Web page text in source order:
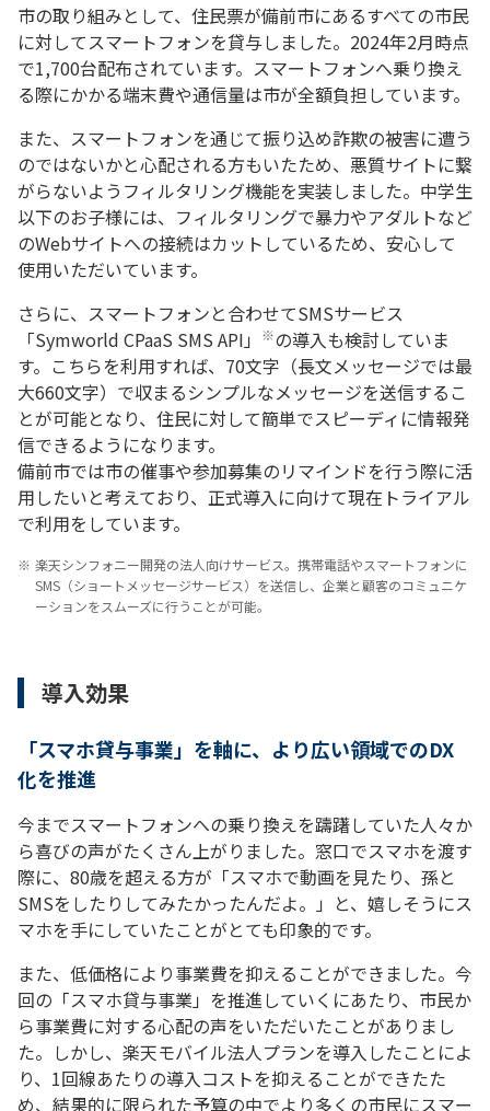
市の取り組みとして、住民票が備前市にあるすべての市民
に対してスマートフォンを貸与しました。2024年2月時点
で1,700台配布されています。スマートフォンへ乗り換え
る際にかかる端末費や通信量は市が全額負担しています。
また、スマートフォンを通じて振り込め詐欺の被害に遭う
のではないかと心配される方もいたため、悪質サイトに繋
がらないようフィルタリング機能を実装しました。中学生
以下のお子様には、フィルタリングで暴力やアダルトなど
のWebサイトへの接続はカットしているため、安心して
使用いただいています。
さらに、スマートフォンと合わせてSMSサービス
「Symworld CPaaS SMS API」
※の導入も検討していま
す。こちらを利用すれば、70文字（長文メッセージでは最
大660文字）で収まるシンプルなメッセージを送信するこ
とが可能となり、住民に対して簡単でスピーディに情報発
信できるようになります。
備前市では市の催事や参加募集のリマインドを行う際に活
用したいと考えており、正式導入に向けて現在トライアル
で利用をしています。
※ 楽天シンフォニー開発の法人向けサービス。携帯電話やスマートフォンに
SMS（ショートメッセージサービス）を送信し、企業と顧客のコミュニケ
ーションをスムーズに行うことが可能。
導入効果
「スマホ貸与事業」を軸に、より広い領域でのDX
化を推進
今までスマートフォンへの乗り換えを躊躇していた人々か
ら喜びの声がたくさん上がりました。窓口でスマホを渡す
際に、80歳を超える方が「スマホで動画を見たり、孫と
SMSをしたりしてみたかったんだよ。」と、嬉しそうにス
マホを手にしていたことがとても印象的です。
また、低価格により事業費を抑えることができました。今
回の「スマホ貸与事業」を推進していくにあたり、市民か
ら事業費に対する心配の声をいただいたことがありまし
た。しかし、楽天モバイル法人プランを導入したことによ
り、1回線あたりの導入コストを抑えることができたた
め、結果的に限られた予算の中でより多くの市民にスマー